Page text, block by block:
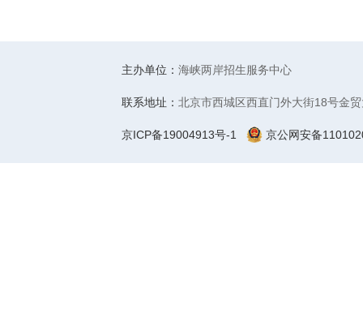
主办单位： 海峡两岸招生服务中心
联系地址： 北京市西城区西直门外大街18号金
京ICP备19004913号-1 京公网安备